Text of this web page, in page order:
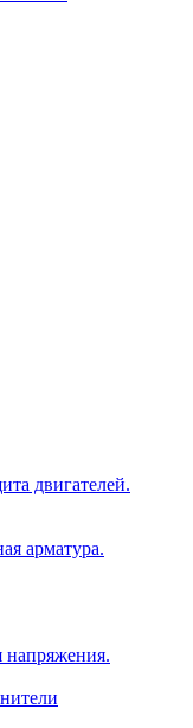
двигателей.
арматура.
напряжения.